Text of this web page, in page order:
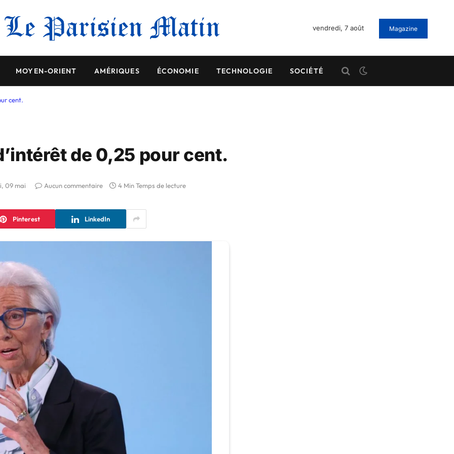
vendredi, 7 août Magazine
MOYEN-ORIENT AMÉRIQUES ÉCONOMIE TECHNOLOGIE SOCIÉTÉ
cent.
de 0,25 pour cent.
09 mai Aucun commentaire 4 Min Temps de lecture
Pinterest LinkedIn